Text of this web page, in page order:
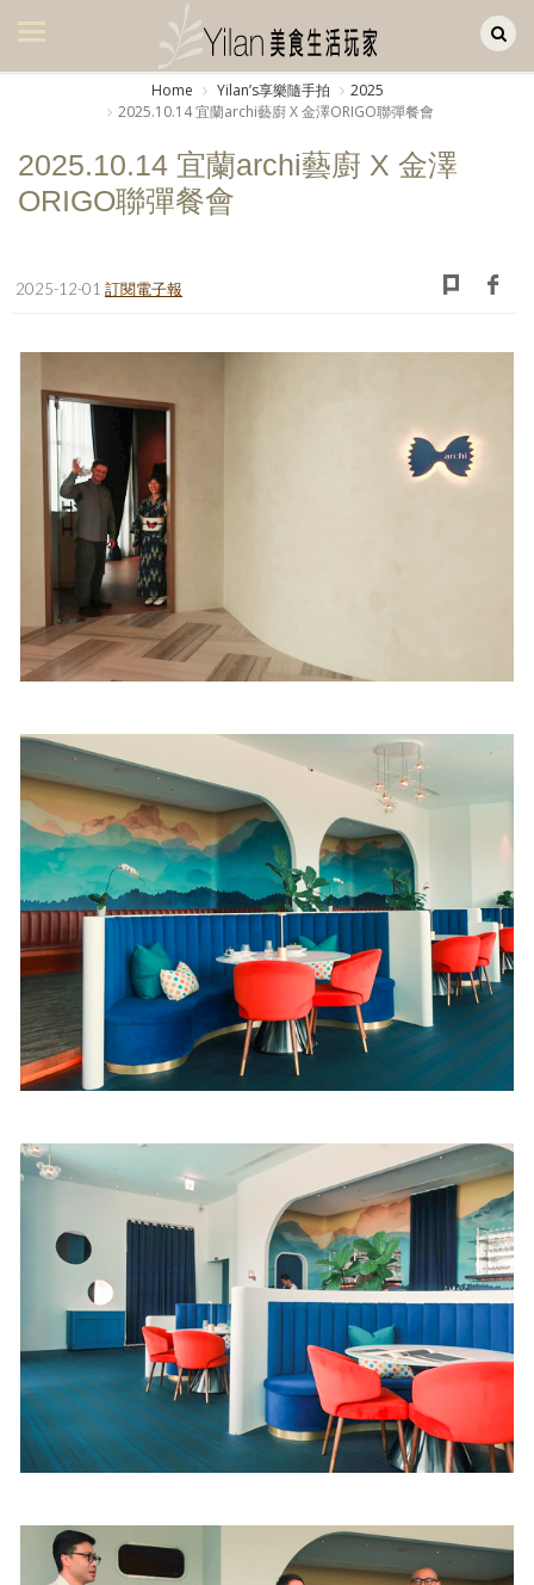
美食集
廚房集
旅遊集
日記簿
餐桌週記
享樂隨手拍
影音區
創意出版服務
關於Yilan
個人著作
活動實況記錄
媒體報導一覽
合作與代言
訂閱電子報
Home Yilanʼs享樂隨手拍
2025
2025.10.14 宜蘭archi藝廚 X 金澤ORIGO聯彈餐會
2025.10.14 宜蘭archi藝廚 X 金澤
ORIGO聯彈餐會
2025-12-01 訂閱電子報